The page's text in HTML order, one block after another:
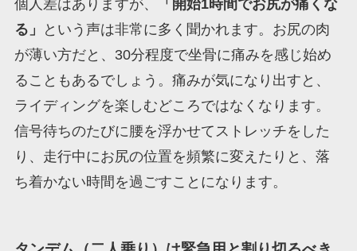
個人差はありますが、
「開始1時間でお尻が痛くな
る」
という声は非常に多く聞かれます。お尻の肉
が薄い方だと、30分程度で坐骨に痛みを感じ始め
ることもあるでしょう。痛みが気になり出すと、
ライディングを楽しむどころではなくなります。
信号待ちのたびに腰を浮かせてストレッチをした
り、走行中にお尻の位置を頻繁に変えたりと、落
ち着かない時間を過ごすことになります。